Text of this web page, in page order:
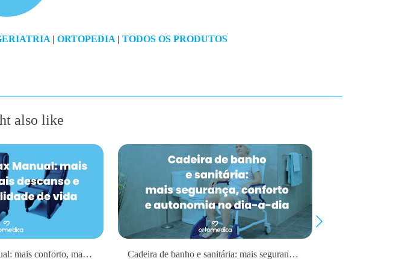
| ORTOPEDIA | TODOS OS PRODUTOS
also like
Cadeirão Relax Manual: mais conforto, mais descanso e melhor qualidade de vida Cadeira de banho e sanitária: mais segurança, conforto e autonomia no dia-a-dia